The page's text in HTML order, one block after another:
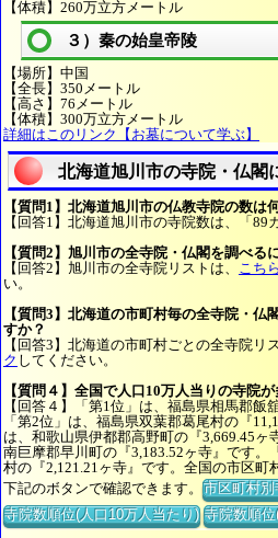
【体積】260万立方メートル
３）秦の始皇帝陵
【場所】中国
【全長】350メートル
【高さ】76メートル
【体積】300万立方メートル
詳細はこのリンク【お墓について学ぶ】
北海道旭川市の寺院・仏閣
【質問1】北海道旭川市の仏教寺院の数は
【回答1】北海道旭川市の寺院数は、「89
【質問2】旭川市の全寺院・仏閣を調べる
【回答2】旭川市の全寺院リストは、 こち
い。
【質問3】北海道の市町村毎の全寺院・
すか？
【回答3】北海道の市町村ごとの全寺院リ
ク してください。
【質問４】全国で人口10万人当りの寺院
【回答４】「第1位」は、福島県相馬郡飯
「第2位」は、福島県双葉郡葛尾村の『
は、和歌山県伊都郡高野町の『3,669.45
南巨摩郡早川町の『3,183.52ヶ寺』です。
村の『2,121.21ヶ寺』です。全国の市区町
下記のボタンで確認できます。市区町村
寺院数順位(人口10万人当たり) 寺院数順